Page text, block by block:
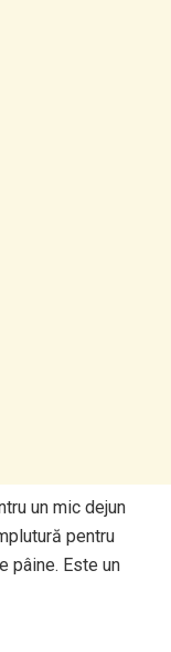
un mic dejun
pentru
pâine. Este un